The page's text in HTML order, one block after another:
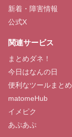
新着・障害情報
公式X
関連サービス
まとめダネ！
今日はなんの日
便利なツールまとめ
matomeHub
イメピク
あぷあぷ